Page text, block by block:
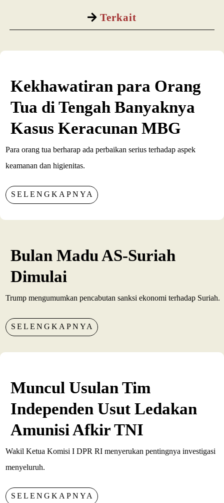
Terkait
Kekhawatiran para Orang
Tua di Tengah Banyaknya
Kasus Keracunan MBG
Para orang tua berharap ada perbaikan serius terhadap aspek
keamanan dan higienitas.
SELENGKAPNYA
Bulan Madu AS-Suriah
Dimulai
Trump mengumumkan pencabutan sanksi ekonomi terhadap Suriah.
SELENGKAPNYA
Muncul Usulan Tim
Independen Usut Ledakan
Amunisi Afkir TNI
Wakil Ketua Komisi I DPR RI menyerukan pentingnya investigasi
menyeluruh.
SELENGKAPNYA